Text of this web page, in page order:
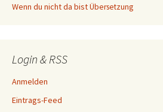
Wenn du nicht da bistÜbersetzung
Login & RSS
Anmelden
Eintrags-Feed